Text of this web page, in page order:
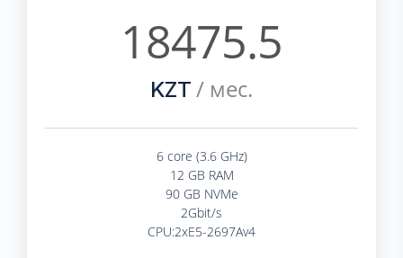
18475.5
KZT / мес.
6 core (3.6 GHz)
12 GB RAM
90 GB NVMe
2Gbit/s
CPU:2xE5-2697Av4